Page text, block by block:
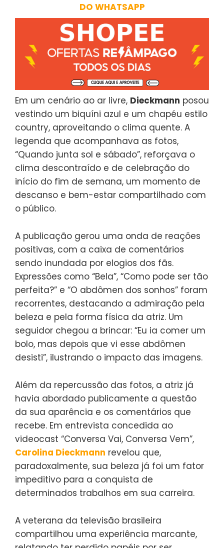
DO WHATSAPP
Em um cenário ao ar livre, Dieckmann posou
vestindo um biquíni azul e um chapéu estilo
country, aproveitando o clima quente. A
legenda que acompanhava as fotos,
“Quando junta sol e sábado”, reforçava o
clima descontraído e de celebração do
início do fim de semana, um momento de
descanso e bem-estar compartilhado com
o público.
A publicação gerou uma onda de reações
positivas, com a caixa de comentários
sendo inundada por elogios dos fãs.
Expressões como “Bela”, “Como pode ser tão
perfeita?” e “O abdômen dos sonhos” foram
recorrentes, destacando a admiração pela
beleza e pela forma física da atriz. Um
seguidor chegou a brincar: “Eu ia comer um
bolo, mas depois que vi esse abdômen
desisti”, ilustrando o impacto das imagens.
Além da repercussão das fotos, a atriz já
havia abordado publicamente a questão
da sua aparência e os comentários que
recebe. Em entrevista concedida ao
videocast “Conversa Vai, Conversa Vem”,
Carolina Dieckmann revelou que,
paradoxalmente, sua beleza já foi um fator
impeditivo para a conquista de
determinados trabalhos em sua carreira.
A veterana da televisão brasileira
compartilhou uma experiência marcante,